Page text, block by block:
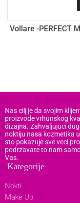
Vollare -PERFECT
Nas cilj je da svojim
proizvode vrhunskog
dizajna. Zahvaljujuci
noktiju nasa kozmetika
sto pokazuje sve veci
podrzavate to nam
Vas.
Kategorije
Nokti
Make Up